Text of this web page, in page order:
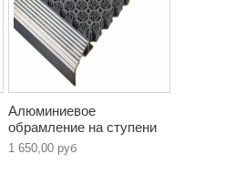
Алюминиевое
обрамление на ступени
1 650,00 руб